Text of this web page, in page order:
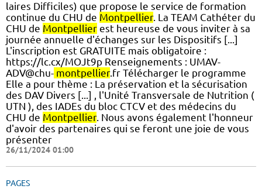
laires Difficiles) que propose le service de formation
continue du CHU de Montpellier. La TEAM Cathéter du
CHU de Montpellier est heureuse de vous inviter à sa
journée annuelle d'échanges sur les Dispositifs [...]
L'inscription est GRATUITE mais obligatoire :
https://lc.cx/MOJt9p Renseignements : UMAV-
ADV@chu- montpellier.fr Télécharger le programme​
Elle a pour thème : La préservation et la sécurisation
des DAV Divers [...] , l'Unité Transversale de Nutrition (
UTN ), des IADEs du bloc CTCV et des médecins du
CHU de Montpellier. Nous avons également l'honneur
d'avoir des partenaires qui se feront une joie de vous
présenter
26/11/2024 01:00
PAGES